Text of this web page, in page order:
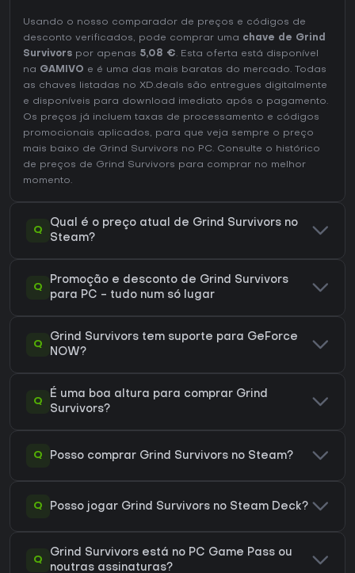
Usando o nosso comparador de preços e códigos de
desconto verificados, pode comprar uma chave de Grind
Survivors por apenas 5,08 €. Esta oferta está disponível
na GAMIVO e é uma das mais baratas do mercado. Todas
as chaves listadas no XD.deals são entregues digitalmente
e disponíveis para download imediato após o pagamento.
Os preços já incluem taxas de processamento e códigos
promocionais aplicados, para que veja sempre o preço
mais baixo de Grind Survivors no PC. Consulte o histórico
de preços de Grind Survivors para comprar no melhor
momento.
Q
Qual é o preço atual de Grind Survivors no
Steam?
Q
Promoção e desconto de Grind Survivors
para PC - tudo num só lugar
Q
Grind Survivors tem suporte para GeForce
NOW?
Q
É uma boa altura para comprar Grind
Survivors?
Q Posso comprar Grind Survivors no Steam?
Q Posso jogar Grind Survivors no Steam Deck?
Q
Grind Survivors está no PC Game Pass ou
noutras assinaturas?